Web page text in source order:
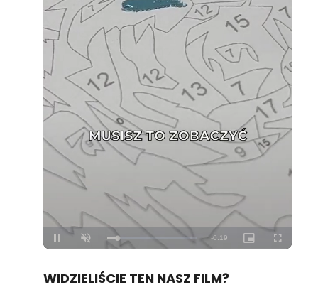
Unmute Loaded
100.00%
WIDZIELIŚCIE TEN NASZ FILM?